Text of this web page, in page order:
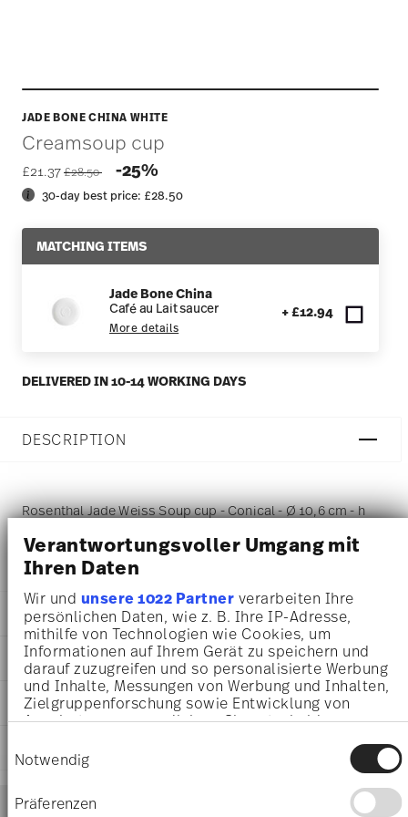
Verantwortungsvoller Umgang mit
Ihren Daten
Wir und unsere 1022 Partnerverarbeiten Ihre
persönlichen Daten, wie z. B. Ihre IP-Adresse,
mithilfe von Technologien wie Cookies, um
Informationen auf Ihrem Gerät zu speichern und
darauf zuzugreifen und so personalisierte Werbung
und Inhalte, Messungen von Werbung und Inhalten,
Zielgruppenforschung sowie Entwicklung von
Angeboten zu ermöglichen. Sie entscheiden
Sie können Ihre Einwilligung jederzeit über die
Cookie-Erklärung oder durch Klicken auf das
Privacy Trigger Symbol ändern oder widerrufen
Notwendig
Präferenzen
JADE BONE CHINA WHITE
Creamsoup cup
£21.37 Price reduced from
£28.50 -25%
30-day best price: £28.50
MATCHING ITEMS
Jade Bone China
Café au Lait saucer
More details
+ £12.94
DELIVERED IN 10-14 WORKING DAYS
DESCRIPTION
Rosenthal Jade Weiss Soup cup - Conical - Ø 10,6 cm - h
6,1 cm - 0,350 l, Bone China White
DETAILS
Rosenthal
Jade Bone China
White
Bone China
White
4012438436852
DIMENSIONS
10,60 cm
14,50 cm
CARE AND SAFETY INFORMATION
Footer
Services